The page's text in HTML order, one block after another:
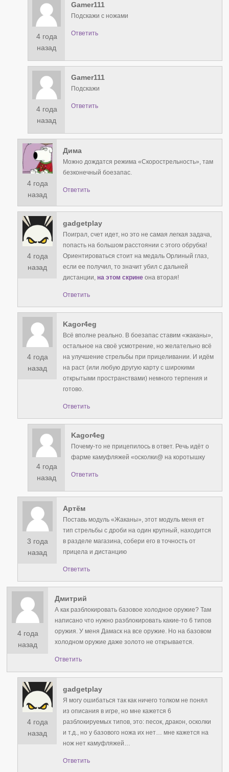
4 года
назад
Gamer111
Подскажи с ножами
Ответить
4 года
назад
Gamer111
Подскажи
Ответить
4 года
назад
Дима
Можно дождатся режима «Скорострельность», там
безконечный боезапас.
Ответить
4 года
назад
gadgetplay
Поиграл, счет идет, но это не самая легкая задача,
попасть на большом расстоянии с этого обрубка!
Ориентироваться стоит на медаль Орлиный глаз,
если ее получил, то значит убил с дальней
дистанции,на этом скрине она вторая!
Ответить
4 года
назад
Kagor4eg
Всё вполне реально. В боезапас ставим «жаканы»,
остальное на своё усмотрение, но желательно всё
на улучшение стрельбы при прицеливании. И идём
на раст (или любую другую карту с широкими
открытыми пространствами) немного терпения и
готово.
Ответить
4 года
назад
Kagor4eg
Почему-то не прицепилось в ответ. Речь идёт о
фарме камуфляжей «осколки@ на коротышку
Ответить
3 года
назад
Артём
Поставь модуль «Жаканы», этот модуль меня ет
тип стрельбы с дроби на один крупный, находится
в разделе магазина, собери его в точность от
прицела и дистанцию
Ответить
4 года
назад
Дмитрий
А как разблокировать базовое холодное оружие? Там
написано что нужно разблокировать какие-то 6 типов
оружия. У меня Дамаск на все оружие. Но на базовом
холодном оружие даже золото не открывается.
Ответить
4 года
назад
gadgetplay
Я могу ошибаться так как ничего толком не понял
из описания в игре, но мне кажется 6
разблокируемых типов, это: песок, дракон, осколки
и т.д., но у базового ножа их нет… мне кажется на
нож нет камуфляжей…
Ответить